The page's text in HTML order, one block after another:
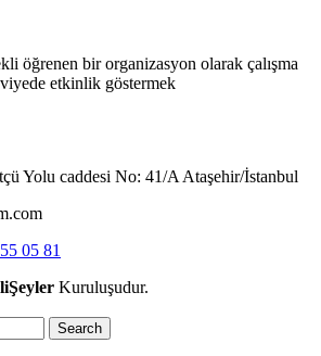
öğrenen bir organizasyon olarak çalışma
etkinlik göstermek
Yolu caddesi No: 41/A Ataşehir/İstanbul
05 81
Kuruluşudur.
Search